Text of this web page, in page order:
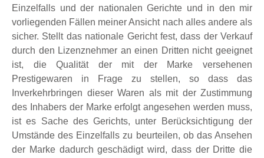
Einzelfalls und der nationalen Gerichte und in den mir
vorliegenden Fällen meiner Ansicht nach alles andere als
sicher. Stellt das nationale Gericht fest, dass der Verkauf
durch den Lizenznehmer an einen Dritten nicht geeignet
ist, die Qualität der mit der Marke versehenen
Prestigewaren in Frage zu stellen, so dass das
Inverkehrbringen dieser Waren als mit der Zustimmung
des Inhabers der Marke erfolgt angesehen werden muss,
ist es Sache des Gerichts, unter Berücksichtigung der
Umstände des Einzelfalls zu beurteilen, ob das Ansehen
der Marke dadurch geschädigt wird, dass der Dritte die